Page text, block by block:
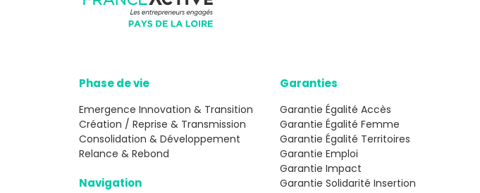
Phase de vie
Emergence Innovation & Transition
Création / Reprise & Transmission
Consolidation & Développement
Relance & Rebond
Navigation
Garanties
Garantie Égalité Accès
Garantie Égalité Femme
Garantie Égalité Territoires
Garantie Emploi
Garantie Impact
Garantie Solidarité Insertion